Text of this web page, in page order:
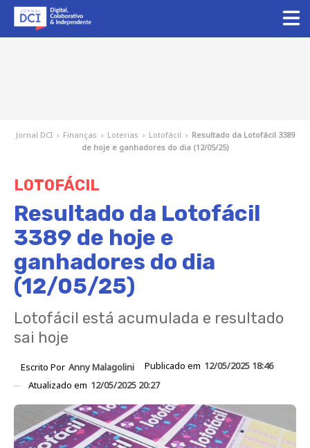
Jornal DCI › Finanças › Loterias › Lotofácil › Resultado da Lotofácil 3389
de hoje e ganhadores do dia (12/05/25)
LOTOFÁCIL
Resultado da Lotofácil
3389 de hoje e
ganhadores do dia
(12/05/25)
Lotofácil está acumulada e resultado
sai hoje
Escrito Por Anny Malagolini Publicado em 12/05/2025 18:46
Atualizado em 12/05/2025 20:27